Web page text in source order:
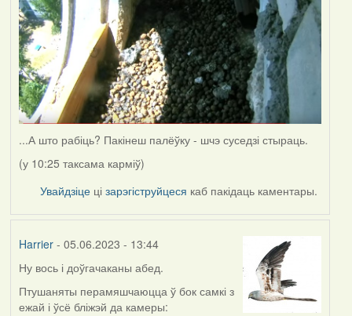
...А што рабіць? Пакінеш палёўку - шчэ суседзі стыраць.
(у 10:25 таксама карміў)
Увайдзіце цізарэгіструйцеся каб пакідаць каментары.
Harrier- 05.06.2023 - 13:44
Ну вось і доўгачаканы абед.
Птушаняты перамяшчаюцца ў бок самкі з
ежай і ўсё бліжэй да камеры: